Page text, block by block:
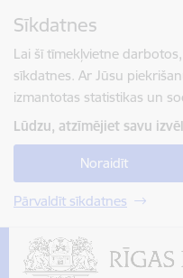
Sīkdatnes
Lai šī tīmekļvietne
sīkdatnes. Ar Jūsu
izmantotas statistikas un
Lūdzu, atzīmējiet savu
Noraidīt
Pārvaldīt sīkdatnes